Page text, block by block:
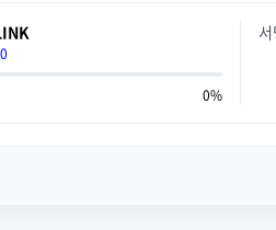
0%